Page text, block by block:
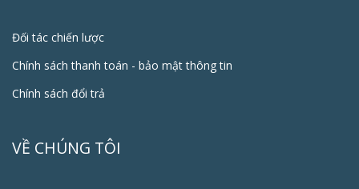
Đối tác chiến lược
Chính sách thanh toán - bảo mật thông tin
Chính sách đổi trả
VỀ CHÚNG TÔI